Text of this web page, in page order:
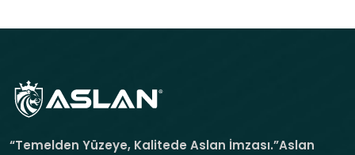
“Temelden Yüzeye, Kalitede Aslan İmzası.”Aslan